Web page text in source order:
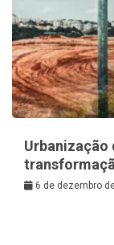
Urbanização
6 de dezembro